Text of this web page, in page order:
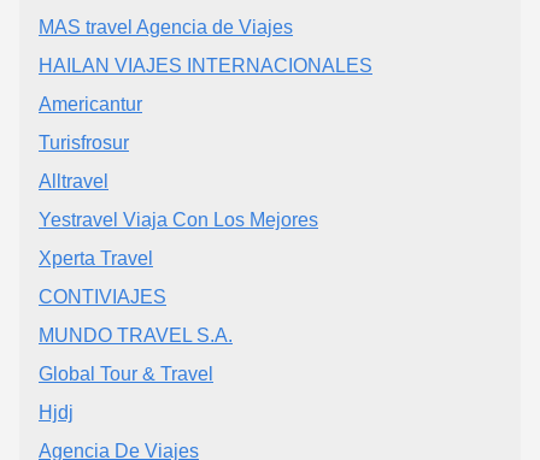
MAS travel Agencia de Viajes
HAILAN VIAJES INTERNACIONALES
Americantur
Turisfrosur
Alltravel
Yestravel Viaja Con Los Mejores
Xperta Travel
CONTIVIAJES
MUNDO TRAVEL S.A.
Global Tour & Travel
Hjdj
Agencia De Viajes